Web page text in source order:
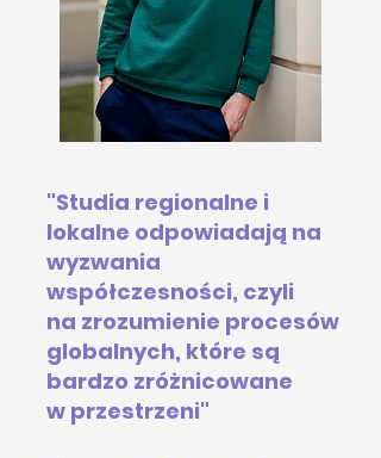
"Studia regionalne i
lokalne odpowiadają na
wyzwania
współczesności, czyli
na zrozumienie procesów
globalnych, które są
bardzo zróżnicowane
w przestrzeni"